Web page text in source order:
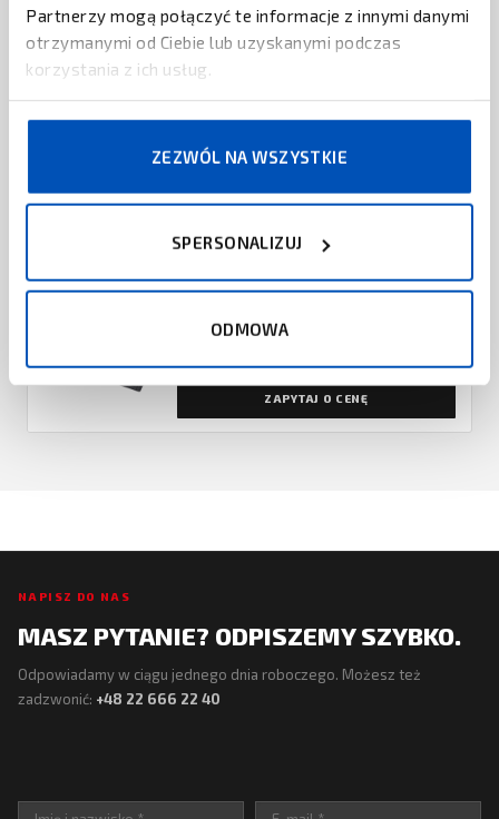
Partnerzy mogą połączyć te informacje z innymi danymi
otrzymanymi od Ciebie lub uzyskanymi podczas
korzystania z ich usług.
ZEZWÓL NA WSZYSTKIE
SPERSONALIZUJ
ODMOWA
BROTHER
Drukarka Brother VC-500W
Drukarka TSC MH240
BROTHER
Drukarka przenośna Brother PJ-722
ZAPYTAJ O CENĘ
NAPISZ DO NAS
MASZ PYTANIE? ODPISZEMY SZYBKO.
Odpowiadamy w ciągu jednego dnia roboczego. Możesz też
zadzwonić: +48 22 666 22 40